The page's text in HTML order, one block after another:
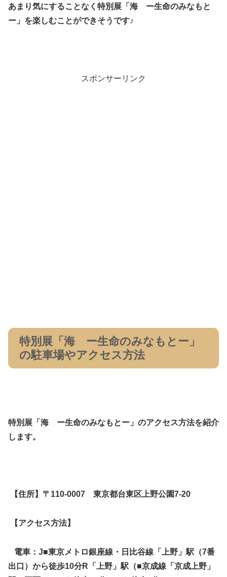
あまり気にすることなく特別展「海 ー生命のみなもと
ー」を楽しむことができそうです♪
スポンサーリンク
特別展「海 ー生命のみなもとー」
の駐車場やアクセス方法
特別展「海 ー生命のみなもとー」のアクセス方法を紹介
します。
【住所】〒110-0007 東京都台東区上野公園7-20
【アクセス方法】
電車： J■東京メトロ銀座線・日比谷線「上野」駅（7番
出口）から徒歩10分R「上野」駅（■京成線「京成上野」